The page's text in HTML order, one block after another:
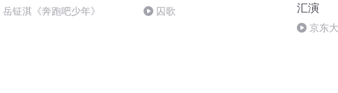
岳钲淇《奔跑吧少年》 囚歌
汇演
京东